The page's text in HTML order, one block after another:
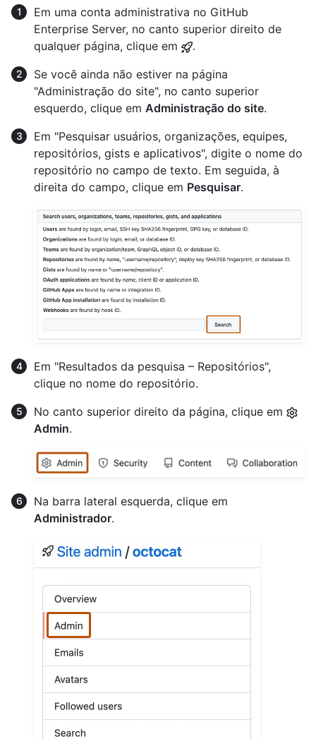
Em uma conta administrativa no GitHub
Enterprise Server, no canto superior direito de
qualquer página, clique em
.
Se você ainda não estiver na página
"Administração do site", no canto superior
esquerdo, clique em Administração do site.
Em "Pesquisar usuários, organizações, equipes,
repositórios, gists e aplicativos", digite o nome do
repositório no campo de texto. Em seguida, à
direita do campo, clique em Pesquisar.
Em "Resultados da pesquisa – Repositórios",
clique no nome do repositório.
No canto superior direito da página, clique em
Admin.
Na barra lateral esquerda, clique em
Administrador.